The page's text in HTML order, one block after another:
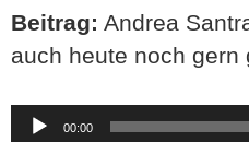
Beitrag: Andrea
auch heute noch gern
Audio-
Player
00:00